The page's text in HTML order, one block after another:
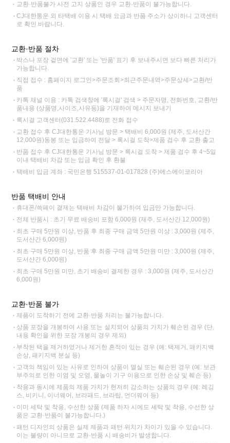
교환·반품불가 사전 고지 상품인 경우 교환·반품이 불가능합니다.
CJ대한통운 외 타택배 이용 시 택배 요금과 반품 주소가 상이하니 고객센터
로 확인 바랍니다.
교환·반품 절차
박스나 포장 겉면에 '교환' 또는 '반품' 표기 후 보내주시면 보다 빠른 처리가
가능합니다.
직접 접수 : 홈페이지 로그인>주문조회>최근주문내역>주문상세>교환/반
품
카톡 채널 이용 : 카톡 검색창에 '록시걸' 검색 > 주문자명, 전화번호, 교환/반
품내용 (상품명,사이즈,사유등)을 기재하여 메시지 보내기
록시걸 고객센터(031.522.4488)로 전화 접수
교환 접수 후 CJ대한통운 기사님 방문 > 택배비 6,000원 (제주, 도서산간
12,000원)동봉 또는 입금하여 전달 > 록시걸 도착>제품 검수 후 교환 출고
반품 접수 후 CJ대한통운 기사님 방문 > 록시걸 도착 > 제품 검수 후 4~5일
이내 택배비 차감 또는 입금 확인 후 환불
택배비 입금 계좌 : 국민은행 515537-01-017828 (주)에스에이코리아
반품 택배비 안내
휴대폰/쓱페이 결제는 택배비 차감이 불가하여 입금만 가능합니다.
전체 반품시 : 초기 무료 배송비 포함 6,000원 (제주, 도서산간 12,000원)
최초 구매 5만원 이상, 반품 후 최종 구매 금액 5만원 이상 : 3,000원 (제주,
도서산간 6,000원)
최초 구매 5만원 이상, 반품 후 최종 구매 금액 5만원 미만 : 3,000원 (제주,
도서산간 6,000원)
최초 구매 5만원 미만, 초기 배송비 결제한 경우 : 3,000원 (제주, 도서산간
6,000원)
교환·반품 불가
제품이 도착하기 전에 교환·반품 처리는 불가능합니다.
상품 포장을 개봉하여 사용 또는 설치되어 상품의 가치가 훼손된 경우 (단,
내용 확인을 위한 포장 개봉의 경우 제외)
부착된 택을 제거하였거나 제거한 흔적이 있는 경우 (예: 택제거, 패키지백
손상, 패키지백 분실 등)
고객의 책임이 있는 사유로 인하여 상품이 멸실 또는 훼손된 경우 (예: 보관
부주의로 인한 이염 및 오염, 물놀이 기구 이용으로 인한 손상 및 훼손 등)
착용과 동시에 제품의 제품 가치가 현저히 감소하는 상품의 경우 (예: 레깅
스, 비키니, 이너웨어, 브라패드, 브라탑, 언더웨어 등)
이미 세탁 및 착용, 수선한 상품 (제품 하자 시에도 세탁 및 착용, 수선한 상
품은 교환·반품이 불가능합니다.)
패턴 디자인의 상품은 실제 제품과 패턴 위치가 차이가 있을 수 있습니다.
이는 불량이 아니므로 교환·반품 시 배송비가 발생합니다.